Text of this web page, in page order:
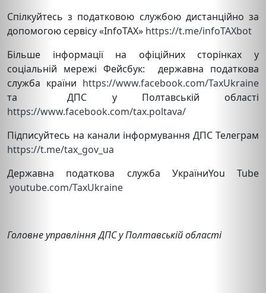
Спілкуйтесь з податковою службою дистанційно за
допомогою сервісу «InfoTAX» https://t.me/infoTAXbot
Більше інформації на офіційних сторінках у
соціальній мережі Фейсбук: державна податкова
служба країни https://www.facebook.com/TaxUkraine
та ДПС у Полтавській області
https://www.facebook.com/tax.poltava/
Підписуйтесь на канали інформування ДПС Телеграм
https://t.me/tax_gov_ua
Державна податкова служба УкраїниYou Tube
youtube.com/TaxUkraine
Головне управління ДПС у Полтавській області